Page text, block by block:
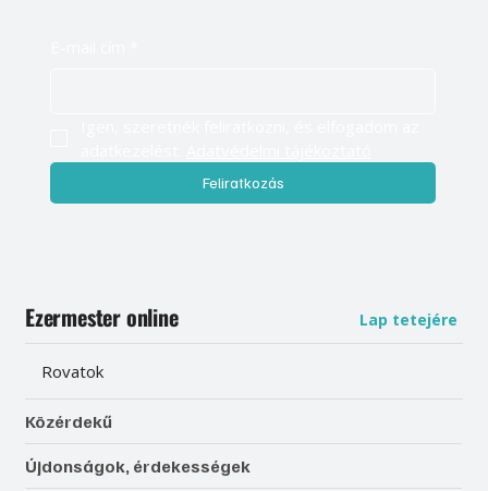
Feliratkozás
Ezermester online Lap tetejére
Rovatok
Közérdekű
Újdonságok, érdekességek